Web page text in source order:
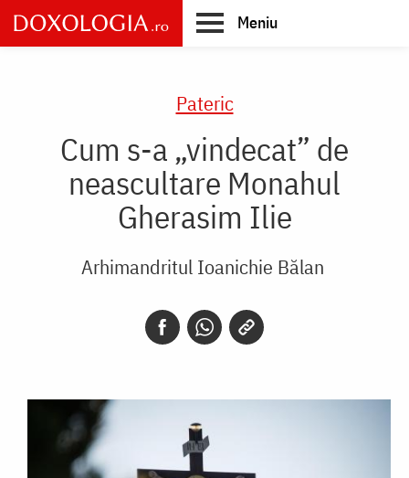
Skip
to
main
Meniu
Pateric
Cum s-a „vindecat” de
neascultare Monahul
Gherasim Ilie
Arhimandritul Ioanichie Bălan